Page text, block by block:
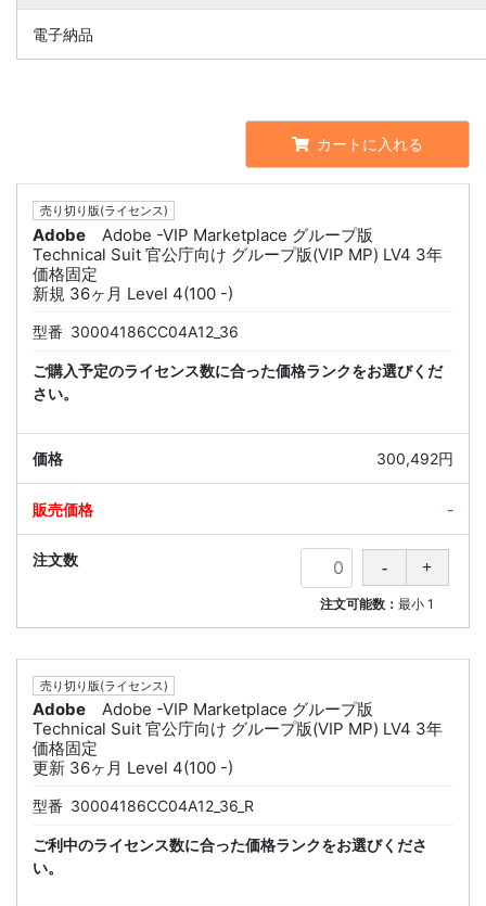
電子納品
カートに入れる
売り切り版(ライセンス)
Adobe
Adobe -VIP Marketplace グループ版
Technical Suit 官公庁向け グループ版(VIP MP) LV4 3年
価格固定
新規 36ヶ月 Level 4(100 -)
型番 30004186CC04A12_36
ご購入予定のライセンス数に合った価格ランクをお選びくだ
さい。
300,492円
-
注文可能数：最小 1
売り切り版(ライセンス)
Adobe
Adobe -VIP Marketplace グループ版
Technical Suit 官公庁向け グループ版(VIP MP) LV4 3年
価格固定
更新 36ヶ月 Level 4(100 -)
型番 30004186CC04A12_36_R
ご利中のライセンス数に合った価格ランクをお選びくださ
い。